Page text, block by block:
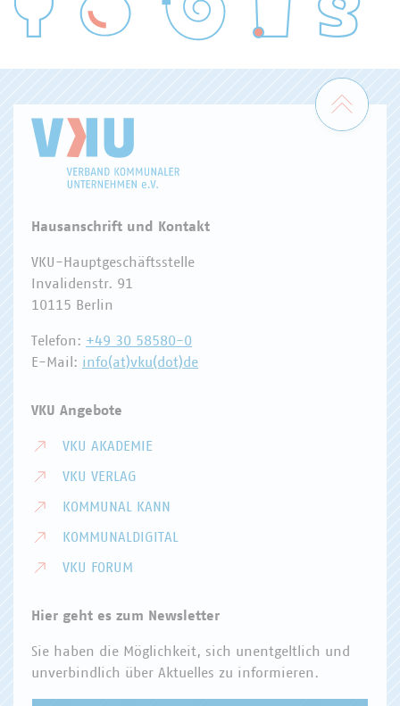
WASSER/ABWASSER
Zum
Hausanschrift und Kontakt
VKU-Hauptgeschäftsstelle
Invalidenstr. 91
10115 Berlin
Telefon: +49 30 58580-0
E-Mail: info(at)vku(dot)de
VKU Angebote
VKU AKADEMIE
VKU VERLAG
KOMMUNAL KANN
KOMMUNALDIGITAL
VKU FORUM
Hier geht es zum Newsletter
Sie haben die Möglichkeit, sich unentgeltlich und
unverbindlich über Aktuelles zu informieren.